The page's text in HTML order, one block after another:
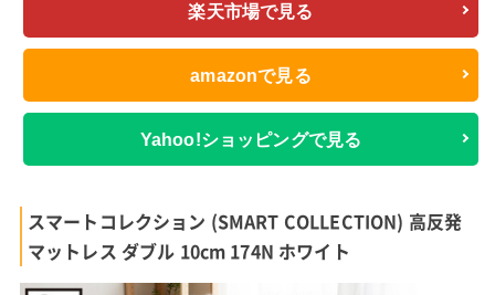
楽天市場で見る
amazonで見る
Yahoo!ショッピングで見る
スマートコレクション (SMART COLLECTION) 高反発
マットレス ダブル 10cm 174N ホワイト